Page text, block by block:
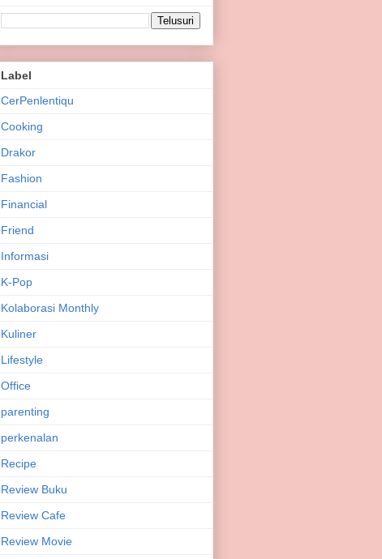
Label
CerPenlentiqu
Cooking
Drakor
Fashion
Financial
Friend
Informasi
K-Pop
Kolaborasi Monthly
Kuliner
Lifestyle
Office
parenting
perkenalan
Recipe
Review Buku
Review Cafe
Review Movie